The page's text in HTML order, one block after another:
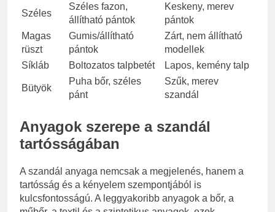
Széles
Széles fazon,
állítható pántok
Keskeny, merev
pántok
Magas
rüszt
Gumis/állítható
pántok
Zárt, nem állítható
modellek
Síkláb
Boltozatos talpbetét Lapos, kemény talp
Bütyök
Puha bőr, széles
pánt
Szűk, merev
szandál
Anyagok szerepe a szandál
tartósságában
A szandál anyaga nemcsak a megjelenés, hanem a
tartósság és a kényelem szempontjából is
kulcsfontosságú. A leggyakoribb anyagok a bőr, a